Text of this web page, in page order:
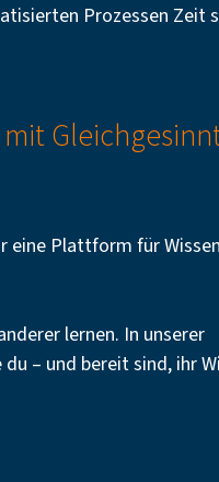
Prozessen Zeit
eine Plattform für
lernen. In unserer
– und bereit sind, ihr